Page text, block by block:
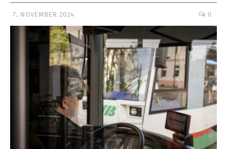
7. NOVEMBER 2024 0